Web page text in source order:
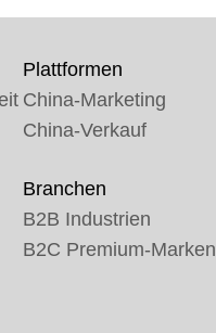
Plattformen
China-Marketing
China-Verkauf
Branchen
B2B Industrien
B2C Premium-Marken